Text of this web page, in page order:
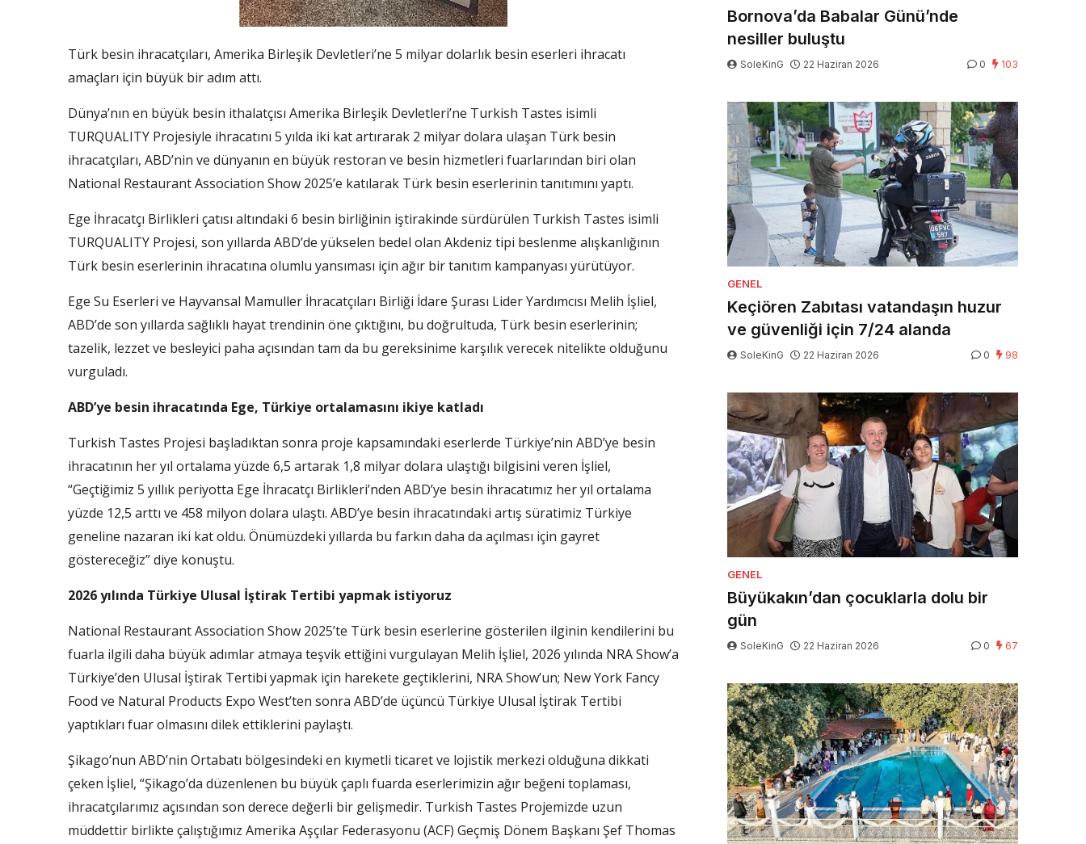
Türk besin ihracatçıları, Amerika Birleşik Devletleri’ne 5 milyar dolarlık besin eserleri ihracatı
amaçları için büyük bir adım attı.
Dünya’nın en büyük besin ithalatçısı Amerika Birleşik Devletleri’ne Turkish Tastes isimli
TURQUALITY Projesiyle ihracatını 5 yılda iki kat artırarak 2 milyar dolara ulaşan Türk besin
ihracatçıları, ABD’nin ve dünyanın en büyük restoran ve besin hizmetleri fuarlarından biri olan
National Restaurant Association Show 2025’e katılarak Türk besin eserlerinin tanıtımını yaptı.
Ege İhracatçı Birlikleri çatısı altındaki 6 besin birliğinin iştirakinde sürdürülen Turkish Tastes isimli
TURQUALITY Projesi, son yıllarda ABD’de yükselen bedel olan Akdeniz tipi beslenme alışkanlığının
Türk besin eserlerinin ihracatına olumlu yansıması için ağır bir tanıtım kampanyası yürütüyor.
Ege Su Eserleri ve Hayvansal Mamuller İhracatçıları Birliği İdare Şurası Lider Yardımcısı Melih İşliel,
ABD’de son yıllarda sağlıklı hayat trendinin öne çıktığını, bu doğrultuda, Türk besin eserlerinin;
tazelik, lezzet ve besleyici paha açısından tam da bu gereksinime karşılık verecek nitelikte olduğunu
vurguladı.
ABD’ye besin ihracatında Ege, Türkiye ortalamasını ikiye katladı
Turkish Tastes Projesi başladıktan sonra proje kapsamındaki eserlerde Türkiye’nin ABD’ye besin
ihracatının her yıl ortalama yüzde 6,5 artarak 1,8 milyar dolara ulaştığı bilgisini veren İşliel,
“Geçtiğimiz 5 yıllık periyotta Ege İhracatçı Birlikleri’nden ABD’ye besin ihracatımız her yıl ortalama
yüzde 12,5 arttı ve 458 milyon dolara ulaştı. ABD’ye besin ihracatındaki artış süratimiz Türkiye
geneline nazaran iki kat oldu. Önümüzdeki yıllarda bu farkın daha da açılması için gayret
göstereceğiz” diye konuştu.
2026 yılında Türkiye Ulusal İştirak Tertibi yapmak istiyoruz
National Restaurant Association Show 2025’te Türk besin eserlerine gösterilen ilginin kendilerini bu
fuarla ilgili daha büyük adımlar atmaya teşvik ettiğini vurgulayan Melih İşliel, 2026 yılında NRA Show’a
Türkiye’den Ulusal İştirak Tertibi yapmak için harekete geçtiklerini, NRA Show’un; New York Fancy
Food ve Natural Products Expo West’ten sonra ABD’de üçüncü Türkiye Ulusal İştirak Tertibi
yaptıkları fuar olmasını dilek ettiklerini paylaştı.
Şikago’nun ABD’nin Ortabatı bölgesindeki en kıymetli ticaret ve lojistik merkezi olduğuna dikkati
çeken İşliel, “Şikago’da düzenlenen bu büyük çaplı fuarda eserlerimizin ağır beğeni toplaması,
ihracatçılarımız açısından son derece değerli bir gelişmedir. Turkish Tastes Projemizde uzun
müddettir birlikte çalıştığımız Amerika Aşçılar Federasyonu (ACF) Geçmiş Dönem Başkanı Şef Thomas
Bornova’da Babalar Günü’nde
nesiller buluştu
SoleKinG 22 Haziran 2026 0 103
GENEL
Keçiören Zabıtası vatandaşın huzur
ve güvenliği için 7/24 alanda
SoleKinG 22 Haziran 2026 0 98
GENEL
Büyükakın’dan çocuklarla dolu bir
gün
SoleKinG 22 Haziran 2026 0 67